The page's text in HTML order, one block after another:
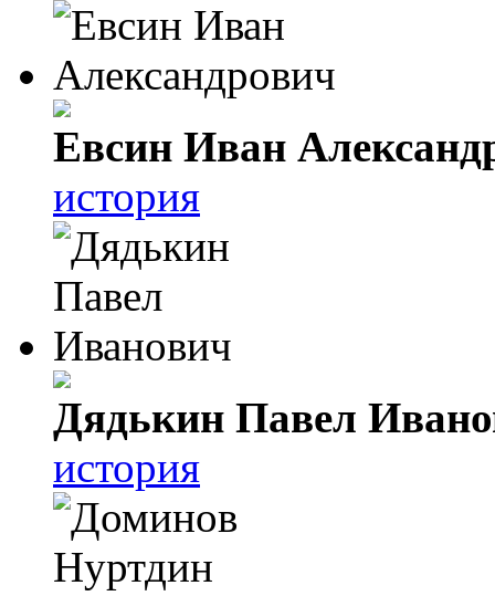
Евсин Иван
история
Дядькин Павел
история